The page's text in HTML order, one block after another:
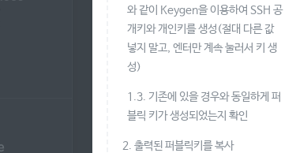
와 같이 Keygen을 이용하여 SSH 공
개키와 개인키를 생성(절대 다른 값
넣지 말고, 엔터만 계속 눌러서 키 생
성)
1.3. 기존에 있을 경우와 동일하게 퍼
블릭 키가 생성되었는지 확인
2. 출력된 퍼블릭키를 복사